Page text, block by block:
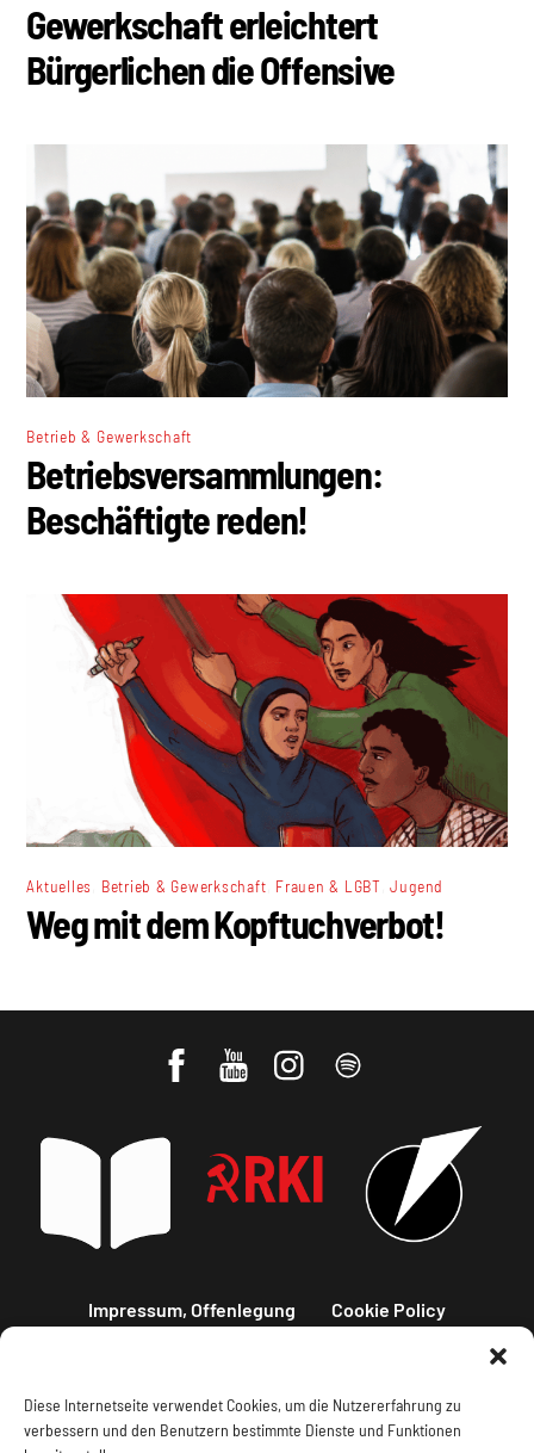
Diese Internetseite verwendet Cookies, um die Nutzererfahrung zu
verbessern und den Benutzern bestimmte Dienste und Funktionen
Gewerkschaft erleichtert
Bürgerlichen die Offensive
Betrieb & Gewerkschaft
Betriebsversammlungen:
Beschäftigte reden!
Aktuelles Betrieb & Gewerkschaft Frauen & LGBT ,Jugend
Weg mit dem Kopftuchverbot!
Impressum, Offenlegung Cookie Policy